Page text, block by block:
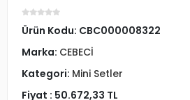
Ürün Kodu: CBC000008322
Marka: CEBECİ
Kategori: Mini Setler
Fiyat : 50.672,33 TL